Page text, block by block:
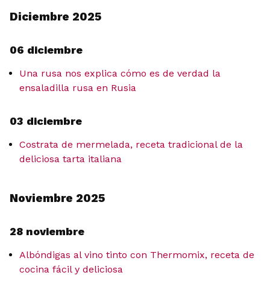
Diciembre 2025
06 diciembre
Una rusa nos explica cómo es de verdad la
ensaladilla rusa en Rusia
03 diciembre
Costrata de mermelada, receta tradicional de la
deliciosa tarta italiana
Noviembre 2025
28 noviembre
Albóndigas al vino tinto con Thermomix, receta de
cocina fácil y deliciosa